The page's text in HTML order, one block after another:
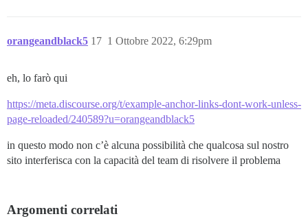
orangeandblack5 1 Ottobre 2022, 6:29pm
17
eh, lo farò qui
https://meta.discourse.org/t/example-anchor-links-dont-work-unless-
page-reloaded/240589?u=orangeandblack5
in questo modo non c’è alcuna possibilità che qualcosa sul nostro
sito interferisca con la capacità del team di risolvere il problema
Argomenti correlati